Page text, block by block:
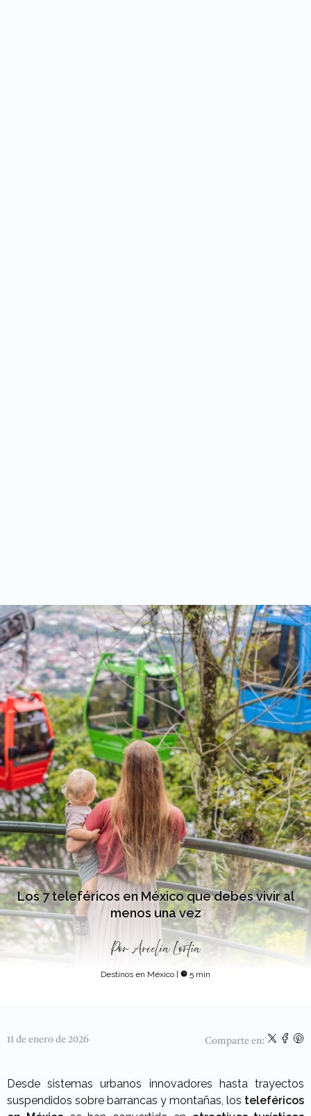
Los 7 teleféricos en México que debes vivir al
menos una vez
Por Arcelia Lortia
Destinos en México | 5 min
11 de enero de 2026 Comparte en:
Desde sistemas urbanos innovadores hasta trayectos
suspendidos sobre barrancas y montañas, los teleféricos